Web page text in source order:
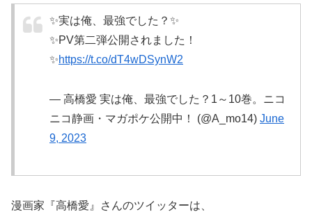
✨実は俺、最強でした？✨
✨PV第二弾公開されました！
✨https://t.co/dT4wDSynW2
— 高橋愛 実は俺、最強でした？1～10巻。ニコ
ニコ静画・マガポケ公開中！ (@A_mo14) June
9, 2023
漫画家『高橋愛』さんのツイッターは、